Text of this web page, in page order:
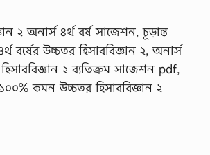
২ অনার্স ৪র্থ বর্ষ সাজেশন, চূড়ান্ত
বর্ষের উচ্চতর হিসাববিজ্ঞান ২, অনার্স
হিসাববিজ্ঞান ২ ব্যতিক্রম সাজেশন pdf,
১০০% কমন উচ্চতর হিসাববিজ্ঞান ২